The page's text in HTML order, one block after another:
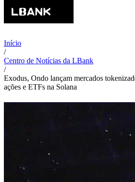
Início
/
Centro de Notícias da LBank
/
Exodus, Ondo lançam mercados
ações e ETFs na Solana